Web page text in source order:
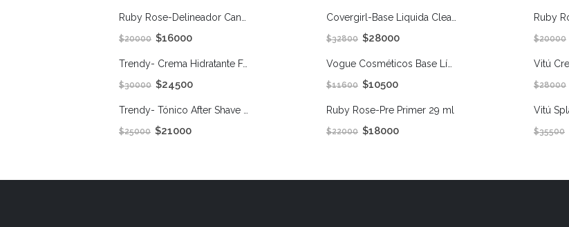
$20000 $16000
Trendy- Crema Hidratante Facial Hombre 50 Gr
$30000 $24500
$25000 $21000
$32800 $28000
$11600 $10500
Ruby Rose-Pre Primer 29 ml
$22000 $18000
$20000
$28000
$35500